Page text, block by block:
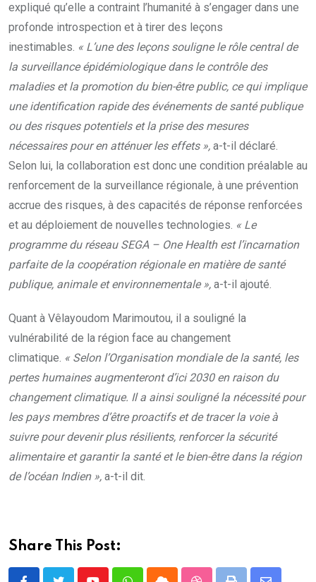
expliqué qu’elle a contraint l’humanité à s’engager dans une
profonde introspection et à tirer des leçons
inestimables. « L’une des leçons souligne le rôle central de
la surveillance épidémiologique dans le contrôle des
maladies et la promotion du bien-être public, ce qui implique
une identification rapide des événements de santé publique
ou des risques potentiels et la prise des mesures
nécessaires pour en atténuer les effets », a-t-il déclaré.
Selon lui, la collaboration est donc une condition préalable au
renforcement de la surveillance régionale, à une prévention
accrue des risques, à des capacités de réponse renforcées
et au déploiement de nouvelles technologies. « Le
programme du réseau SEGA – One Health est l’incarnation
parfaite de la coopération régionale en matière de santé
publique, animale et environnementale », a-t-il ajouté.
Quant à Vêlayoudom Marimoutou, il a souligné la
vulnérabilité de la région face au changement
climatique. « Selon l’Organisation mondiale de la santé, les
pertes humaines augmenteront d’ici 2030 en raison du
changement climatique. Il a ainsi souligné la nécessité pour
les pays membres d’être proactifs et de tracer la voie à
suivre pour devenir plus résilients, renforcer la sécurité
alimentaire et garantir la santé et le bien-être dans la région
de l’océan Indien », a-t-il dit.
Share This Post: